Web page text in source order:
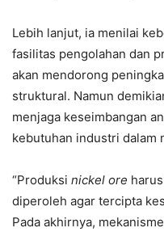
Lebih lanjut, ia menilai
fasilitas pengolahan dan
akan mendorong
struktural. Namun
menjaga keseimbangan
kebutuhan industri dalam
“Produksi nickel ore
diperoleh agar tercipta
Pada akhirnya,